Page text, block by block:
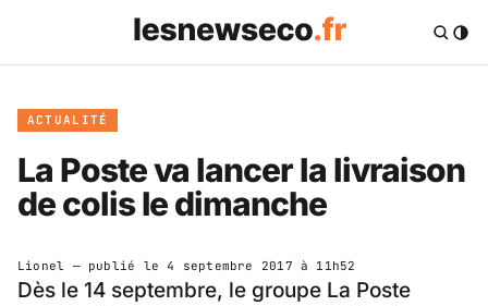
ACTUALITÉ
La Poste va lancer la livraison
de colis le dimanche
Lionel — publié le4 septembre 2017 à 11h52
Dès le 14 septembre, le groupe La Poste